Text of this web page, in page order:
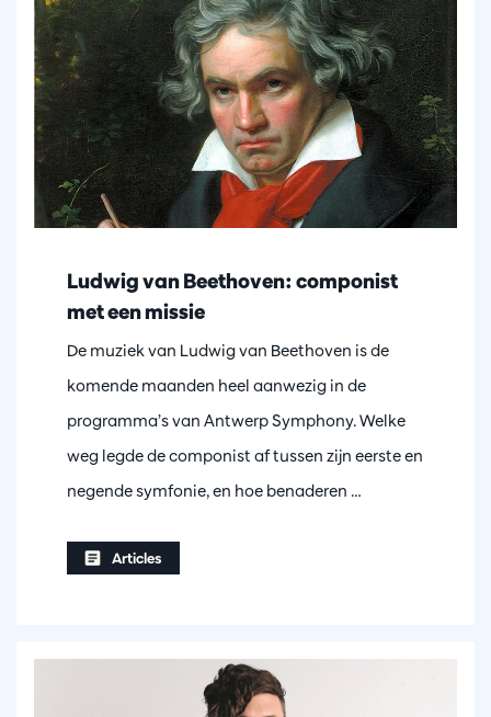
Ludwig van Beethoven: componist
met een missie
De muziek van Ludwig van Beethoven is de
komende maanden heel aanwezig in de
programma’s van Antwerp Symphony. Welke
weg legde de componist af tussen zijn eerste en
negende symfonie, en hoe benaderen …
Articles